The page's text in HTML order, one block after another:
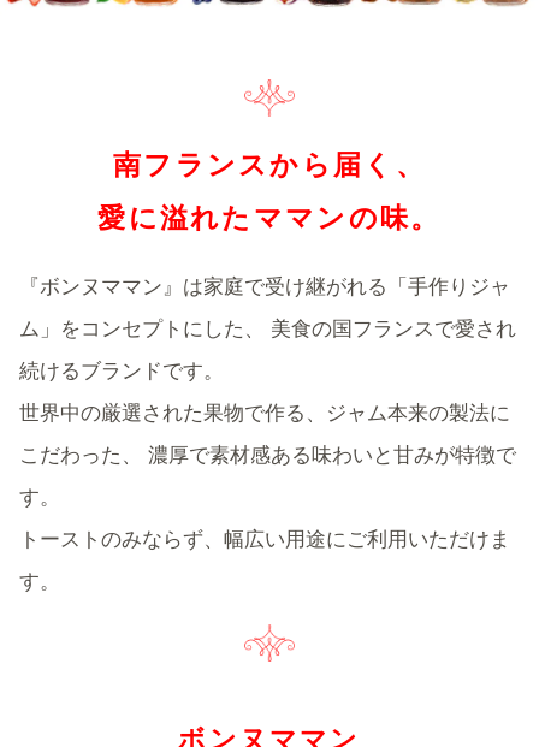
南フランスから届く、
愛に溢れたママンの味。
『ボンヌママン』は家庭で受け継がれる「手作りジャ
ム」をコンセプトにした、
美食の国フランスで愛され
続けるブランドです。
世界中の厳選された果物で作る、ジャム本来の製法に
こだわった、
濃厚で素材感ある味わいと甘みが特徴で
す。
トーストのみならず、幅広い用途にご利用いただけま
す。
ボンヌママン